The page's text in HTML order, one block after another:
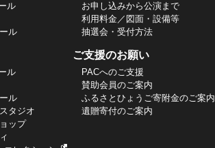
ル
ル
ル
ル
タジオ
ップ
お申し込みから公演まで
利用料金／図面・設備等
抽選会・受付方法
ご支援のお願い
PACへのご支援
賛助会員のご案内
ふるさとひょうご寄附金のご案内
遺贈寄付のご案内